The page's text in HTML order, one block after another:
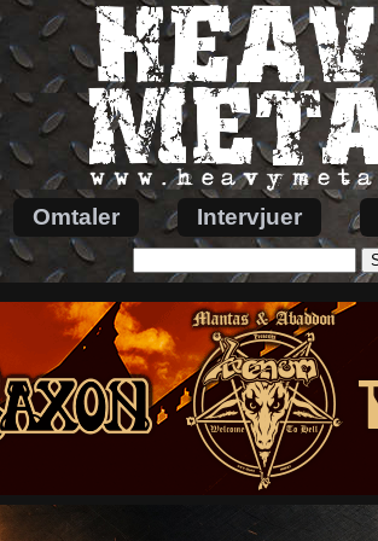
Omtaler Intervjuer
etter: